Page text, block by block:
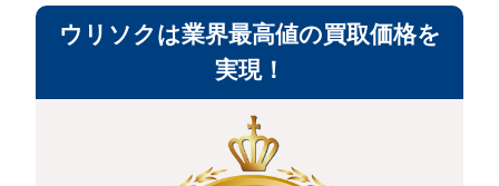
ウリソクは業界最高値の買取価格を
実現！